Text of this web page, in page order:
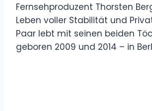
Fernsehproduzent Thorsten
Leben voller Stabilität und
Paar lebt mit seinen beiden
geboren 2009 und 2014 – in